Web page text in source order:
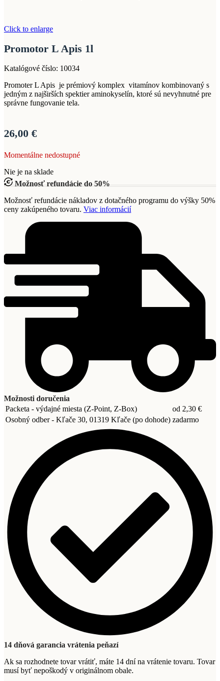
Click to enlarge
Promotor L Apis 1l
Katalógové číslo: 10034
Promoter L Apis je prémiový komplex vitamínov kombinovaný s
jedným z najširších spektier aminokyselín, ktoré sú nevyhnutné pre
správne fungovanie tela.
26,00 €
Momentálne nedostupné
Nie je na sklade
Možnosť refundácie do 50%
Možnosť refundácie nákladov z dotačného programu do výšky 50%
ceny zakúpeného tovaru. Viac informácií
Možnosti doručenia
Packeta - výdajné miesta (Z-Point, Z-Box)
od 2,30 €
Osobný odber - Kľače 30, 01319 Kľače (po dohode) zadarmo
14 dňová garancia vrátenia peňazí
Ak sa rozhodnete tovar vrátiť, máte 14 dní na vrátenie tovaru. Tovar
musí byť nepoškodý v originálnom obale.